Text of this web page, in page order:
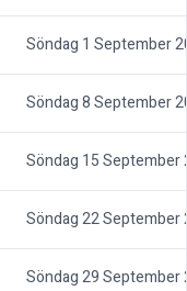
Söndag 1 September
Söndag 8 September
Söndag 15 September
Söndag 22 September
Söndag 29 September